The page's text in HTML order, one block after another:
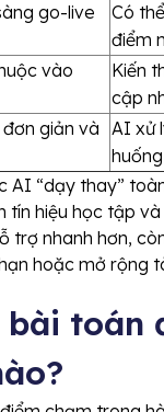
go-live
Có
điểm
vào
Kiến
cập
giản và AI xử
AI “dạy thay”
tín hiệu học tập
trợ nhanh hơn,
hoặc mở rộng
toán